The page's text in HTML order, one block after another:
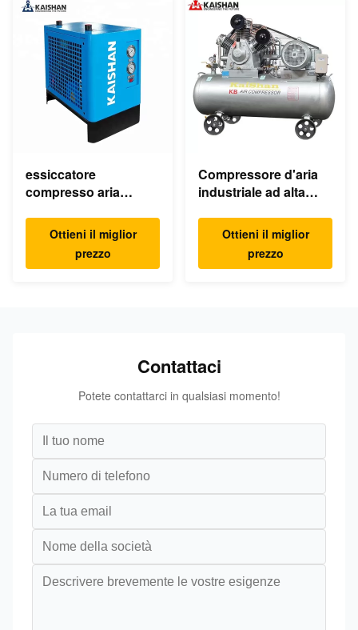
essiccatore
compresso aria
dell'essiccatore
industriale dell'aria
220v
Ottieni il miglior
prezzo
Compressore d'aria
industriale ad alta
della macchina KB15
30Bar 15kw 20hp a
basso rumore
Ottieni il miglior
prezzo
Contattaci
Potete contattarci in qualsiasi momento!